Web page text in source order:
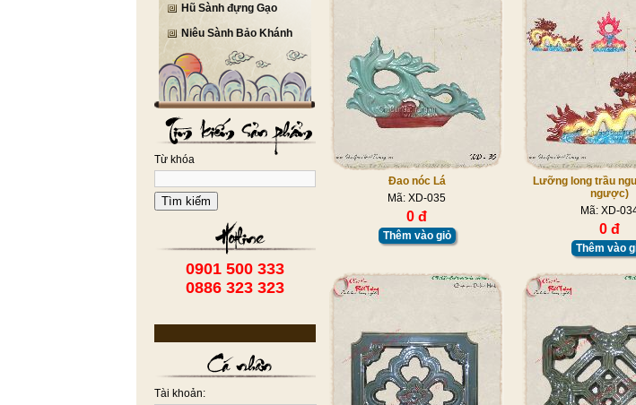
Hũ Sành đựng Gạo
Niêu Sành Bảo Khánh
Từ khóa
Tìm kiếm
0901 500 333
0886 323 323
Tài khoản:
Đao nóc Lá
Mã: XD-035
0 đ
Thêm vào giỏ
Lưỡng long trầu
ngược)
Mã: XD-
0 đ
Thêm vào